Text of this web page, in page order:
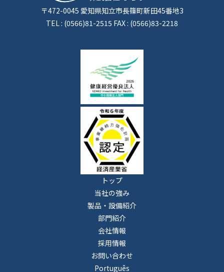
〒472-0045 愛知県知立市長篠町新田45番地3
TEL : (0566)81-2515 FAX : (0566)83-2218
トップ
当社の強み
製品・設備紹介
部門紹介
会社情報
採用情報
お問い合わせ
Português